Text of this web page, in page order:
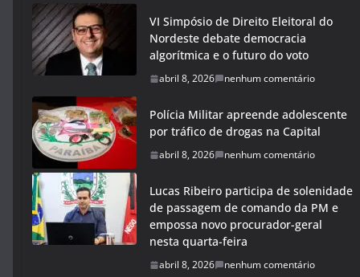
VI Simpósio de Direito Eleitoral do
Nordeste debate democracia
algorítmica e o futuro do voto
abril 8, 2026 nenhum comentário
Polícia Militar apreende adolescente
por tráfico de drogas na Capital
abril 8, 2026 nenhum comentário
Lucas Ribeiro participa de solenidade
de passagem de comando da PM e
empossa novo procurador-geral
nesta quarta-feira
abril 8, 2026 nenhum comentário